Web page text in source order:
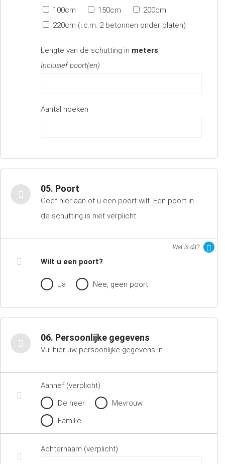
100cm
150cm
200cm
220cm (i.c.m. 2 betonnen onder platen)
Lengte van de schutting in meters
Inclusief poort(en)
Aantal hoeken
05. Poort
Geef hier aan of u een poort wilt. Een poort in
de schutting is niet verplicht.
Wat is dit?
Wilt u een poort?
Ja Nee, geen poort
06. Persoonlijke gegevens
Vul hier uw persoonlijke gegevens in..
Aanhef (verplicht)
De heer
Mevrouw
Familie
Achternaam (verplicht)